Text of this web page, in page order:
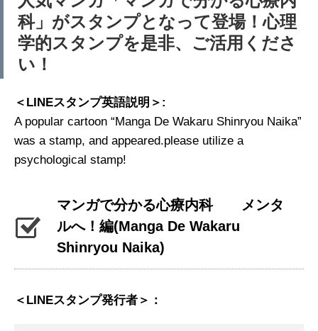
科」がスタンプとなって登場！心理
学的スタンプを是非、ご活用くださ
い！
＜LINEスタンプ英語説明＞:
A popular cartoon “Manga De Wakaru Shinryou Naika”
was a stamp, and appeared.please utilize a
psychological stamp!
マンガで分かる心療内科 メンタ
ルへ！編(Manga De Wakaru
Shinryou Naika)
＜LINEスタンプ発行者＞：